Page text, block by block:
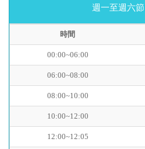
週一至週六
時間
00:00~06:00
06:00~08:00
08:00~10:00
10:00~12:00
12:00~12:05